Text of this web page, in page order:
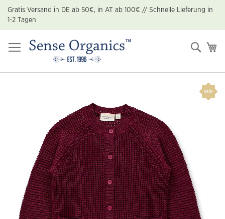
Zum
Inhalt
springen
Gratis Versand in DE ab 50€, in AT ab 100€ // Schnelle Lieferung in
1-2 Tagen
Suche